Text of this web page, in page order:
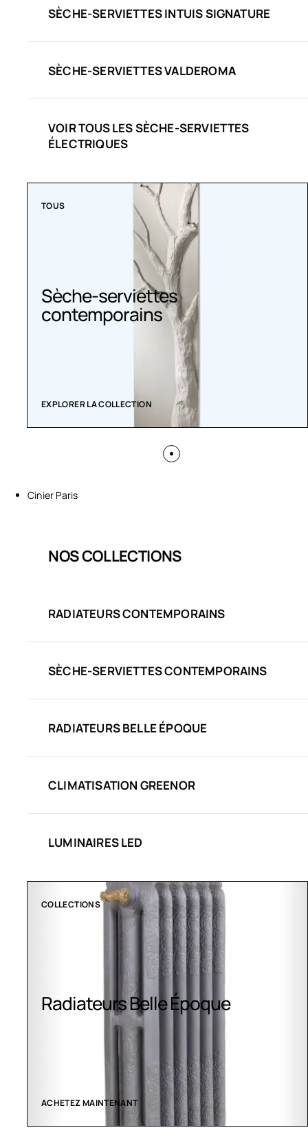
SÈCHE-SERVIETTES INTUIS SIGNATURE
SÈCHE-SERVIETTES VALDEROMA
VOIR TOUS LES SÈCHE-SERVIETTES
ÉLECTRIQUES
TOUS
Sèche-serviettes
contemporains
EXPLORER LA COLLECTION
Cinier Paris
NOS COLLECTIONS
RADIATEURS CONTEMPORAINS
SÈCHE-SERVIETTES CONTEMPORAINS
RADIATEURS BELLE ÉPOQUE
CLIMATISATION GREENOR
LUMINAIRES LED
CLIMATISATION GREENOR
Climatisation Greenor
VOIR LES CRÉATIONS